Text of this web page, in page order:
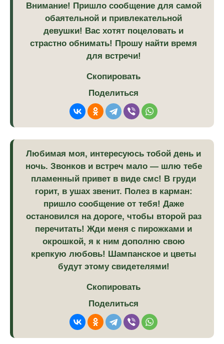
Внимание! Пришло сообщение для самой
обаятельной и привлекательной
девушки! Вас хотят поцеловать и
страстно обнимать! Прошу найти время
для встречи!
Скопировать
Поделиться
Любимая моя, интересуюсь тобой день и
ночь. Звонков и встреч мало — шлю тебе
пламенный привет в виде смс! В груди
горит, в ушах звенит. Полез в карман:
пришло сообщение от тебя! Даже
остановился на дороге, чтобы второй раз
перечитать! Жди меня с пирожками и
окрошкой, я к ним дополню свою
крепкую любовь! Шампанское и цветы
будут этому свидетелями!
Скопировать
Поделиться